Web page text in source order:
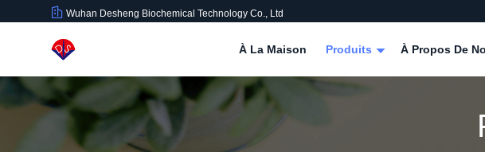
Wuhan Desheng Biochemical Technology Co., Ltd
À La Maison Produits À Propos De